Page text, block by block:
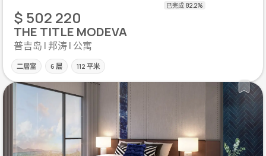
$ 502 220
THE TITLE MODEVA
普吉岛 | 邦涛 | 公寓
二居室 6 层 112 平米